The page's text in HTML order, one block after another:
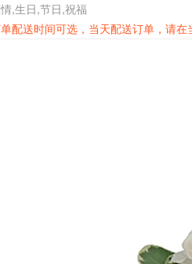
,生日,节日,祝福
配送时间可选，当天配送订单，请在